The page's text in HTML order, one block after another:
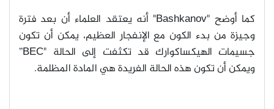
كما أوضح "Bashkanov"
أنه يعتقد العلماء أن بعد فترة
وجيزة من بدء الكون مع الإنفجار العظيم، يمكن أن تكون
جسيمات الهيكساكوارك قد تكثفت إلى الحالة "BEC”
ويمكن أن تكون هذه الحالة الفريدة هي المادة المظلمة.